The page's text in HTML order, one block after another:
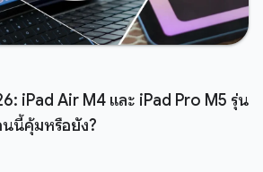
iPad Air M4 และ iPad Pro M5 รุ่น
นนี้คุ้มหรือยัง?